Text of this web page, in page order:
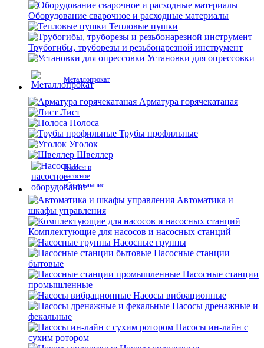
Оборудование сварочное и расходные материалы
Тепловые пушки
Трубогибы, труборезы и резьбонарезной инструмент
Установки для опрессовки
Металлопрокат
Арматура горячекатаная
Лист
Полоса
Трубы профильные
Уголок
Швеллер
Насосы и
насосное
оборудование
Автоматика и
шкафы управления
Комплектующие для насосов и насосных станций
Насосные группы
Насосные станции
бытовые
Насосные станции
промышленные
Насосы вибрационные
Насосы дренажные и
фекальные
Насосы ин-лайн с
сухим ротором